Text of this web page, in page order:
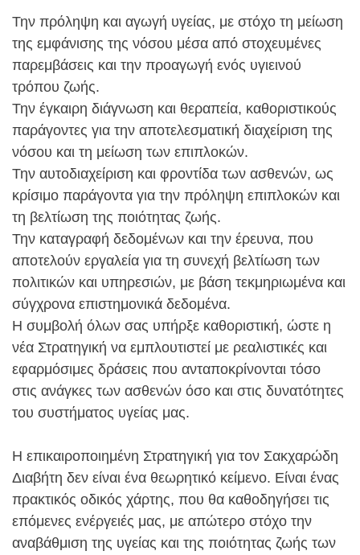
Την πρόληψη και αγωγή υγείας, με στόχο τη μείωση
της εμφάνισης της νόσου μέσα από στοχευμένες
παρεμβάσεις και την προαγωγή ενός υγιεινού
τρόπου ζωής.
Την έγκαιρη διάγνωση και θεραπεία, καθοριστικούς
παράγοντες για την αποτελεσματική διαχείριση της
νόσου και τη μείωση των επιπλοκών.
Την αυτοδιαχείριση και φροντίδα των ασθενών, ως
κρίσιμο παράγοντα για την πρόληψη επιπλοκών και
τη βελτίωση της ποιότητας ζωής.
Την καταγραφή δεδομένων και την έρευνα, που
αποτελούν εργαλεία για τη συνεχή βελτίωση των
πολιτικών και υπηρεσιών, με βάση τεκμηριωμένα και
σύγχρονα επιστημονικά δεδομένα.
Η συμβολή όλων σας υπήρξε καθοριστική, ώστε η
νέα Στρατηγική να εμπλουτιστεί με ρεαλιστικές και
εφαρμόσιμες δράσεις που ανταποκρίνονται τόσο
στις ανάγκες των ασθενών όσο και στις δυνατότητες
του συστήματος υγείας μας.
Η επικαιροποιημένη Στρατηγική για τον Σακχαρώδη
Διαβήτη δεν είναι ένα θεωρητικό κείμενο. Είναι ένας
πρακτικός οδικός χάρτης, που θα καθοδηγήσει τις
επόμενες ενέργειές μας, με απώτερο στόχο την
αναβάθμιση της υγείας και της ποιότητας ζωής των